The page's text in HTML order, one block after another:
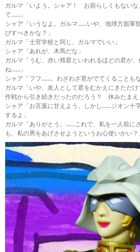
ガルマ「いよう。シャア！ お前らしくもないな
て……」
シャア「いうなよ。ガルマ……いや、地球方面軍
びすべきかな？」
ガルマ「士官学校と同じ、ガルマでいい」
シャア「あれが、木馬だな」
ガルマ「うむ、赤い彗星といわれるほどの君が
ね……」
シャア「フフ……。わざわざ君がでてくることも
ガルマ「いや、友人として君をむかえにきただ
作戦から引き続きだったのだろう？ 休みたまえ
シャア「お言葉に甘えよう。しかし……ジオン十
するよ」
ガルマ「ありがとう。……これで、私を一人前に
も、私の男をあげさせようというお心使いかい？